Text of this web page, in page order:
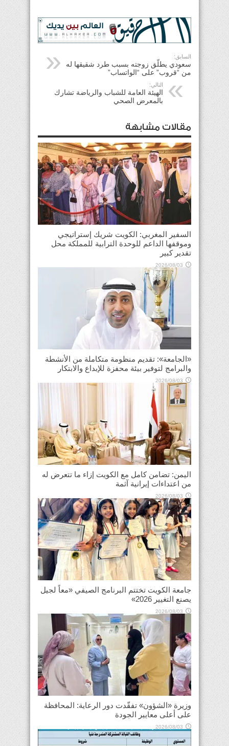
السابق:
سعودي يطلّق زوجته بسبب طرد شقيقها له
من “قروب” على “الواتساب”
التالي:
الهيئة العامة للشباب والرياضة تشارك
بالمعرض الصحي
مقالات مشابهة
السفير المغربي: الكويت شريك إستراتيجي
وموقفها الداعم للوحدة الترابية للمملكة محل
تقدير كبير
2026/08/03
«الجامعة»: تقديم منظومة متكاملة من الأنشطة
والبرامج لتوفير بيئة محفزة للإبداع والابتكار
2026/08/03
اليمن: تضامن كامل مع الكويت إزاء ما تتعرض له
من اعتداءات إيرانية آثمة
2026/08/03
جامعة الكويت تختتم البرنامج الصيفي «معاً لجيل
يصنع التغيير 2026»
2026/08/03
وزيرة «الشؤون» تفقّدت دور الرعاية: المحافظة
على أعلى معايير الجودة
2026/08/03